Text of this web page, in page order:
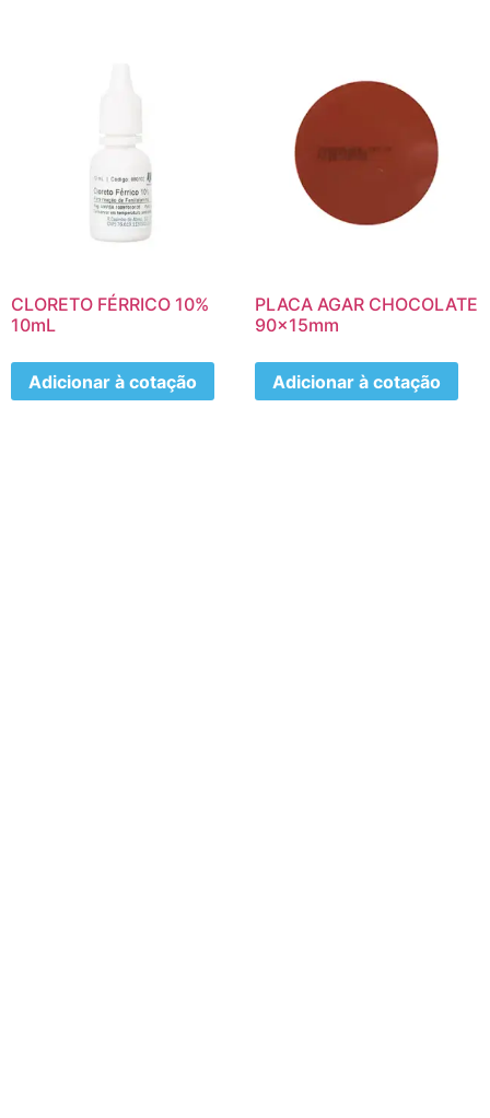
CLORETO FÉRRICO 10%
10mL
Adicionar à cotação
PLACA AGAR CHOCOLATE
90x15mm
Adicionar à cotação